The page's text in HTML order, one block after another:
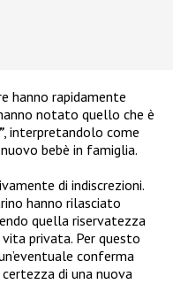
hanno rapidamente
notato quello che è
, interpretandolo come
bebè in famiglia.
di indiscrezioni.
hanno rilasciato
quella riservatezza
privata. Per questo
conferma
di una nuova